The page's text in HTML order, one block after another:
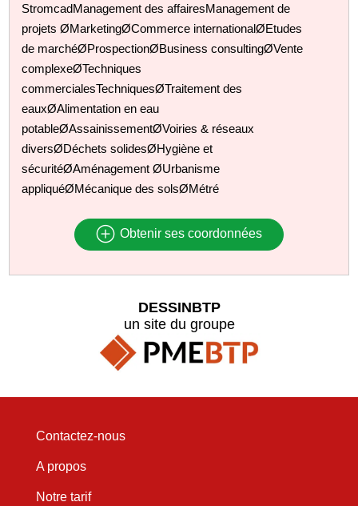
StromcadManagement des affairesManagement de
projets ØMarketingØCommerce internationalØEtudes
de marchéØProspectionØBusiness consultingØVente
complexeØTechniques
commercialesTechniquesØTraitement des
eauxØAlimentation en eau
potableØAssainissementØVoiries & réseaux
diversØDéchets solidesØHygiène et
sécuritéØAménagement ØUrbanisme
appliquéØMécanique des solsØMétré
Obtenir ses coordonnées
DESSINBTP
un site du groupe
Contactez-nous
A propos
Notre tarif